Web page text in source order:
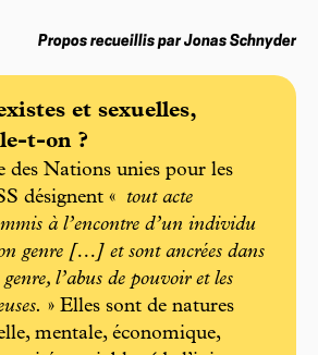
Propos recueillis par Jonas Schnyder
et sexuelles,
t-on ?
des Nations unies pour les
désignent «
tout acte
à l’encontre d’un individu
genre […] et sont ancrées dans
l’abus de pouvoir et les
» Elles sont de natures
mentale, économique,